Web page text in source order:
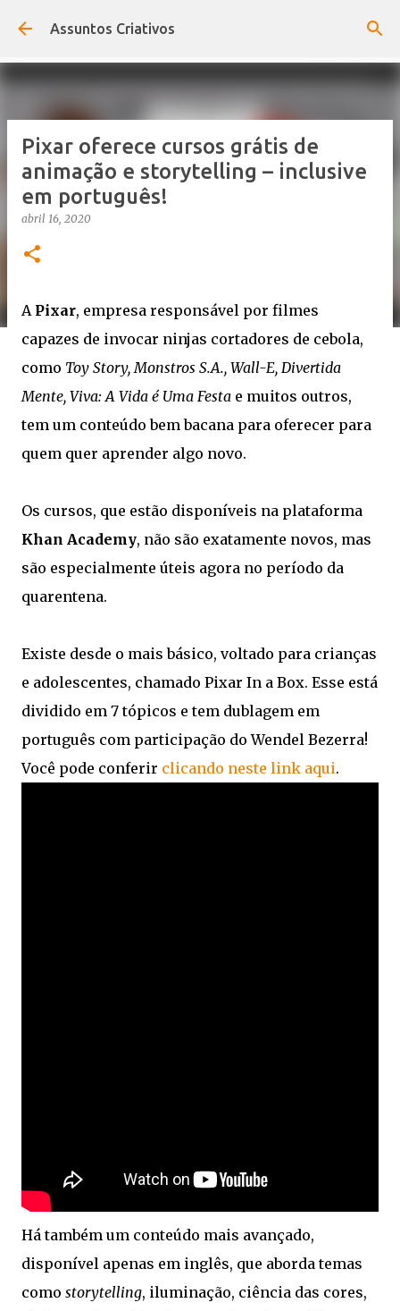
Pular para o conteúdo principal
Assuntos Criativos
Pixar oferece cursos grátis de
animação e storytelling – inclusive
em português!
abril 16, 2020
A Pixar, empresa responsável por filmes
capazes de invocar ninjas cortadores de cebola,
como Toy Story, Monstros S.A., Wall-E, Divertida
Mente, Viva: A Vida é Uma Festa e muitos outros,
tem um conteúdo bem bacana para oferecer para
quem quer aprender algo novo.
Os cursos, que estão disponíveis na plataforma
Khan Academy, não são exatamente novos, mas
são especialmente úteis agora no período da
quarentena.
Existe desde o mais básico, voltado para crianças
e adolescentes, chamado Pixar In a Box. Esse está
dividido em 7 tópicos e tem dublagem em
português com participação do Wendel Bezerra!
Você pode conferir clicando neste link aqui.
Há também um conteúdo mais avançado,
disponível apenas em inglês, que aborda temas
como storytelling, iluminação, ciência das cores,